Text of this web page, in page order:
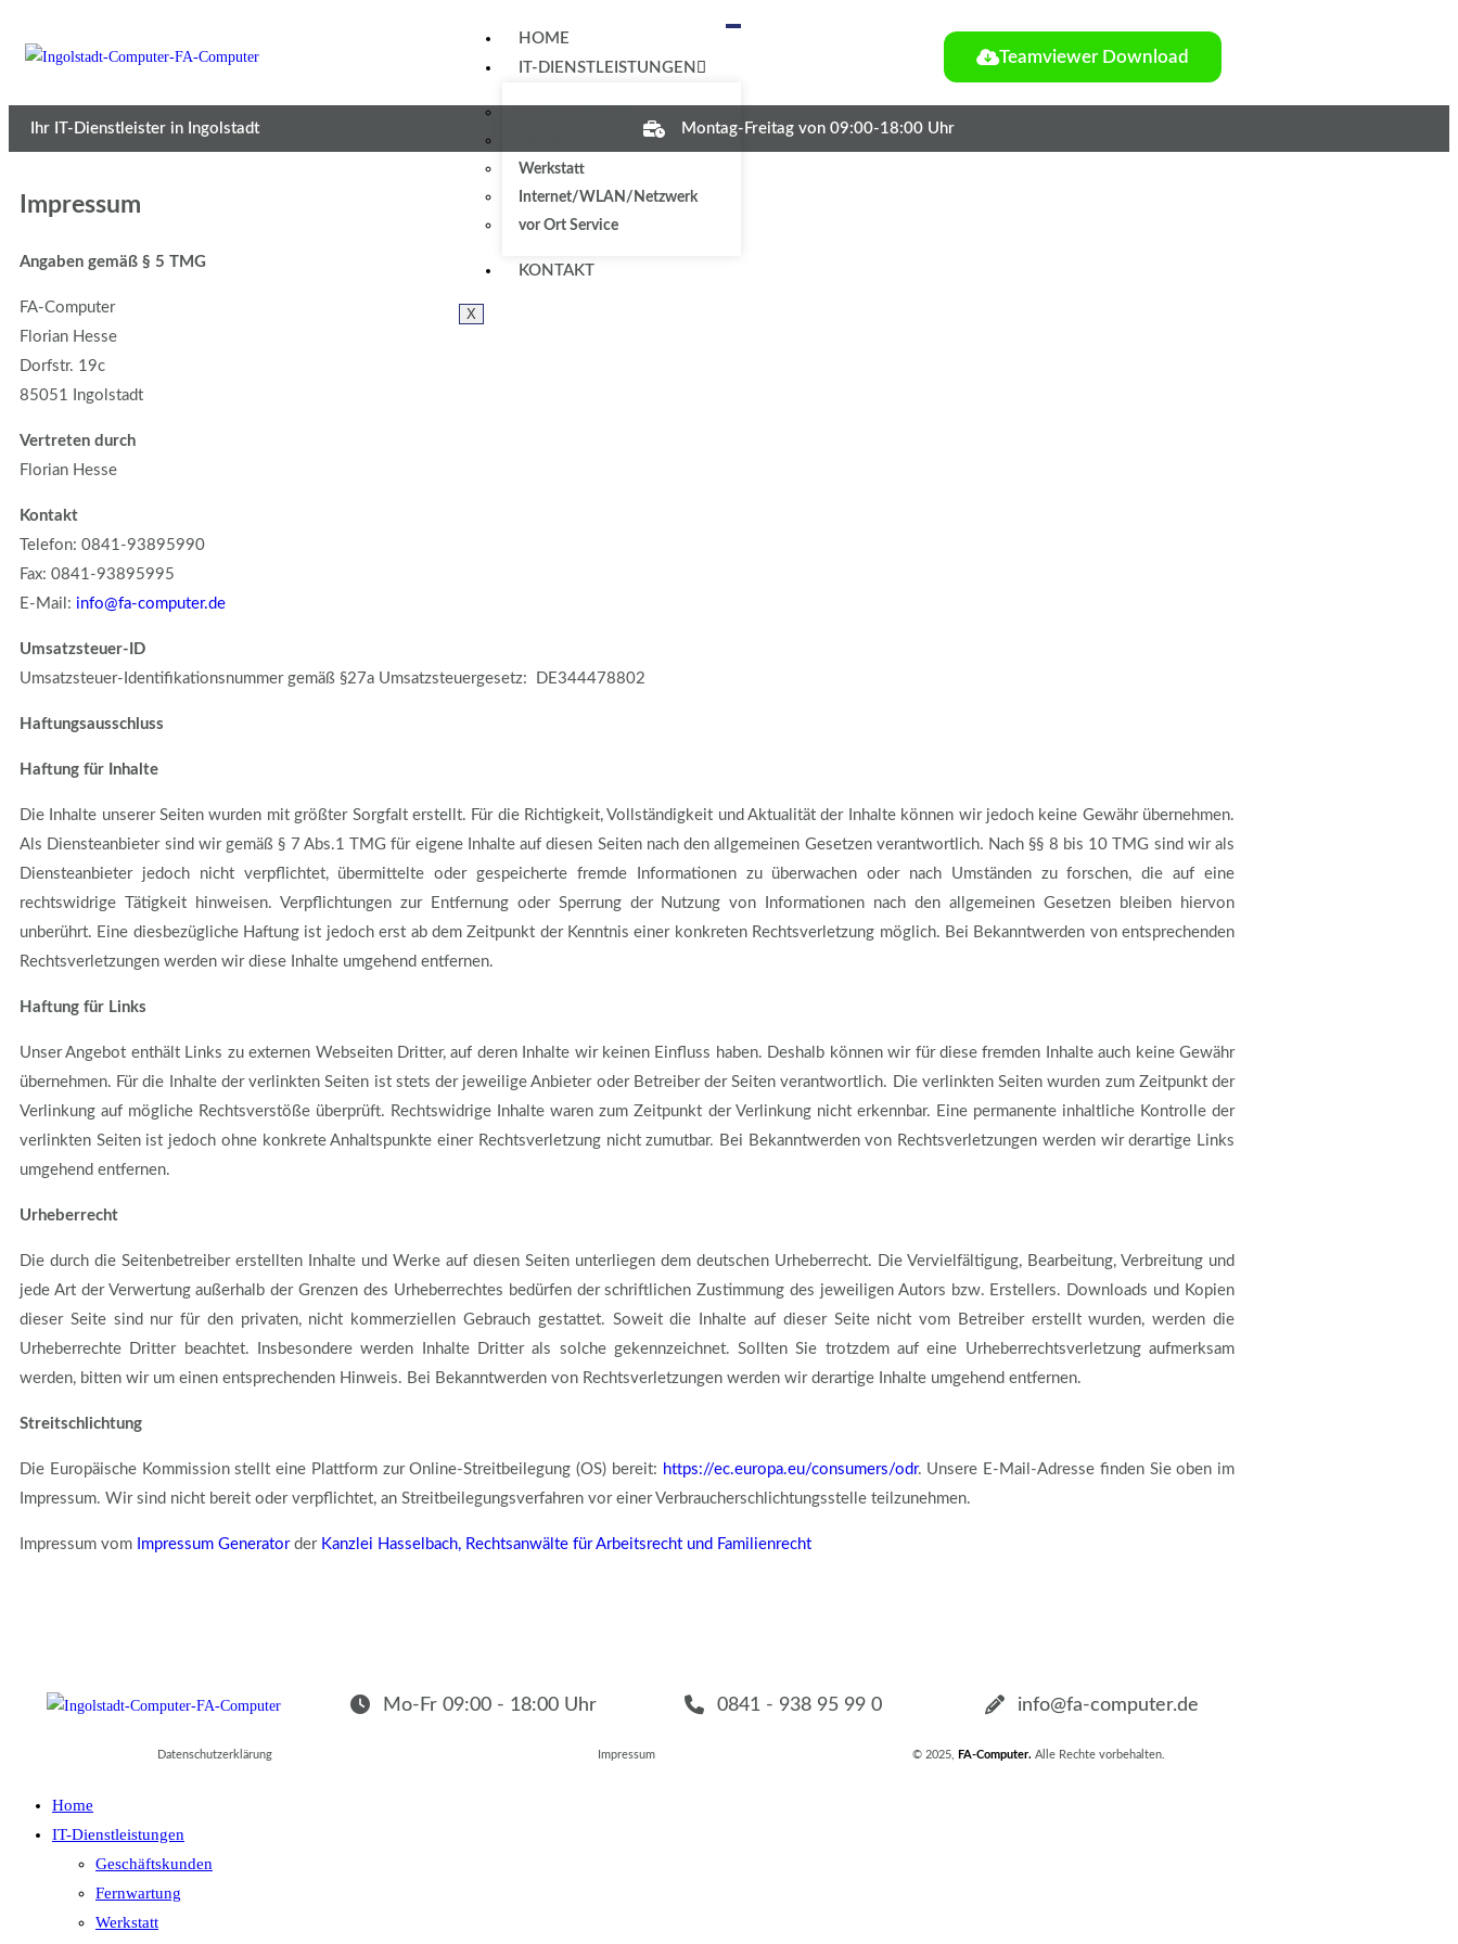
HOME
IT-DIENSTLEISTUNGEN
Werkstatt
Internet/WLAN/Netzwerk
vor Ort Service
KONTAKT
X
Teamviewer Download
Ihr IT-Dienstleister in Ingolstadt Montag-Freitag von 09:00-18:00 Uhr
Impressum
Angaben gemäß § 5 TMG
FA-Computer
Florian Hesse
Dorfstr. 19c
85051 Ingolstadt
Vertreten durch
Florian Hesse
Kontakt
Telefon: 0841-93895990
Fax: 0841-93895995
E-Mail: info@fa-computer.de
Umsatzsteuer-ID
Umsatzsteuer-Identifikationsnummer gemäß §27a Umsatzsteuergesetz: DE344478802
Haftungsausschluss
Haftung für Inhalte
Die Inhalte unserer Seiten wurden mit größter Sorgfalt erstellt. Für die Richtigkeit, Vollständigkeit und Aktualität der Inhalte können wir jedoch keine Gewähr übernehmen.
Als Diensteanbieter sind wir gemäß § 7 Abs.1 TMG für eigene Inhalte auf diesen Seiten nach den allgemeinen Gesetzen verantwortlich. Nach §§ 8 bis 10 TMG sind wir als
Diensteanbieter jedoch nicht verpflichtet, übermittelte oder gespeicherte fremde Informationen zu überwachen oder nach Umständen zu forschen, die auf eine
rechtswidrige Tätigkeit hinweisen. Verpflichtungen zur Entfernung oder Sperrung der Nutzung von Informationen nach den allgemeinen Gesetzen bleiben hiervon
unberührt. Eine diesbezügliche Haftung ist jedoch erst ab dem Zeitpunkt der Kenntnis einer konkreten Rechtsverletzung möglich. Bei Bekanntwerden von entsprechenden
Rechtsverletzungen werden wir diese Inhalte umgehend entfernen.
Haftung für Links
Unser Angebot enthält Links zu externen Webseiten Dritter, auf deren Inhalte wir keinen Einfluss haben. Deshalb können wir für diese fremden Inhalte auch keine Gewähr
übernehmen. Für die Inhalte der verlinkten Seiten ist stets der jeweilige Anbieter oder Betreiber der Seiten verantwortlich. Die verlinkten Seiten wurden zum Zeitpunkt der
Verlinkung auf mögliche Rechtsverstöße überprüft. Rechtswidrige Inhalte waren zum Zeitpunkt der Verlinkung nicht erkennbar. Eine permanente inhaltliche Kontrolle der
verlinkten Seiten ist jedoch ohne konkrete Anhaltspunkte einer Rechtsverletzung nicht zumutbar. Bei Bekanntwerden von Rechtsverletzungen werden wir derartige Links
umgehend entfernen.
Urheberrecht
Die durch die Seitenbetreiber erstellten Inhalte und Werke auf diesen Seiten unterliegen dem deutschen Urheberrecht. Die Vervielfältigung, Bearbeitung, Verbreitung und
jede Art der Verwertung außerhalb der Grenzen des Urheberrechtes bedürfen der schriftlichen Zustimmung des jeweiligen Autors bzw. Erstellers. Downloads und Kopien
dieser Seite sind nur für den privaten, nicht kommerziellen Gebrauch gestattet. Soweit die Inhalte auf dieser Seite nicht vom Betreiber erstellt wurden, werden die
Urheberrechte Dritter beachtet. Insbesondere werden Inhalte Dritter als solche gekennzeichnet. Sollten Sie trotzdem auf eine Urheberrechtsverletzung aufmerksam
werden, bitten wir um einen entsprechenden Hinweis. Bei Bekanntwerden von Rechtsverletzungen werden wir derartige Inhalte umgehend entfernen.
Streitschlichtung
Die Europäische Kommission stellt eine Plattform zur Online-Streitbeilegung (OS) bereit: https://ec.europa.eu/consumers/odr. Unsere E-Mail-Adresse finden Sie oben im
Impressum. Wir sind nicht bereit oder verpflichtet, an Streitbeilegungsverfahren vor einer Verbraucherschlichtungsstelle teilzunehmen.
Impressum vom Impressum Generatorder Kanzlei Hasselbach, Rechtsanwälte für Arbeitsrecht und Familienrecht
Mo-Fr 09:00 - 18:00 Uhr 0841 - 938 95 99 0 info@fa-computer.de
Datenschutzerklärung Impressum © 2025, FA-Computer. Alle Rechte vorbehalten.
Home
IT-Dienstleistungen
Geschäftskunden
Fernwartung
Werkstatt